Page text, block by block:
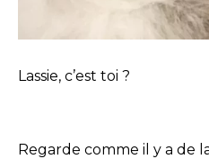
Lassie, c’est toi ?
Regarde comme il y a de